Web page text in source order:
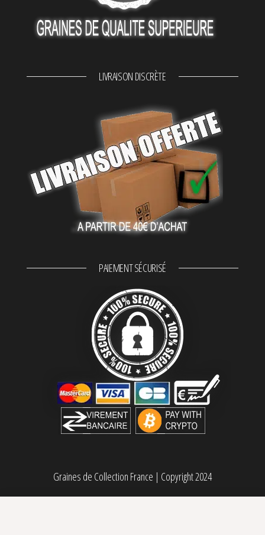
LIVRAISON DISCRÈTE
PAIEMENT SÉCURISÉ
Graines de Collection France | Copyright 2024